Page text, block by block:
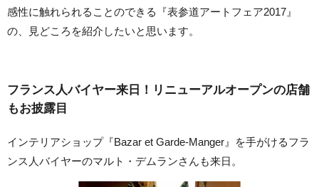
感性に触れられることのできる『表参道アートフェア2017』
の、見どころを紹介したいと思います。
フランス人バイヤー来日！リニューアルオープンの店舗
もお披露目
インテリアショップ『Bazar et Garde-Manger』を手がけるフラ
ンス人バイヤーのマルト・デムランさんも来日。